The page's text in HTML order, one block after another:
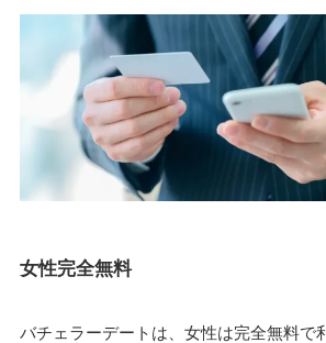
女性完全無料
バチェラーデートは、女性は完全無料で